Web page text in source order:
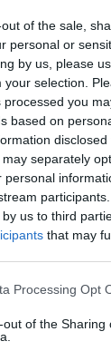
of the sale,
personal or
by us, please
your selection.
you
based on
separately
personal
us to third
that may
Processing Opt
out of the Sharing